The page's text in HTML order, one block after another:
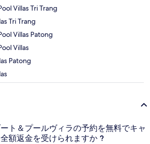
Villas Tri Trang
Tri Trang
Villas Patong
Villas
Patong
ト＆プールヴィラの予約を無料でキャ
額返金を受けられますか ?